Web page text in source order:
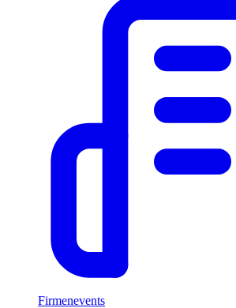
Firmenevents